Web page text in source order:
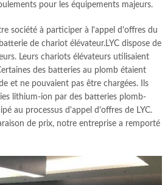
pour les équipements majeurs.
société à participer à l'appel d'offres du
de chariot élévateur.LYC dispose de
Leurs chariots élévateurs utilisaient
des batteries au plomb étaient
et ne pouvaient pas être chargées. Ils
lithium-ion par des batteries plomb-
au processus d'appel d'offres de LYC.
de prix, notre entreprise a remporté